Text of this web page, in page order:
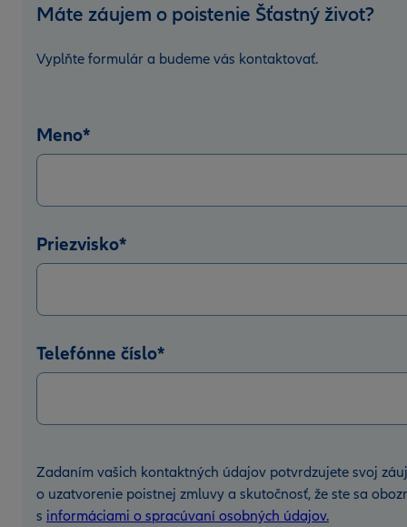
Máte záujem o poistenie Šťastný život?
Vyplňte formulár a budeme vás kontaktovať.
Meno*
Priezvisko*
Telefónne číslo*
Zadaním vašich kontaktných údajov potvrdzujete svoj
o uzatvorenie poistnej zmluvy a skutočnosť, že ste sa
s informáciami o spracúvaní osobných údajov.